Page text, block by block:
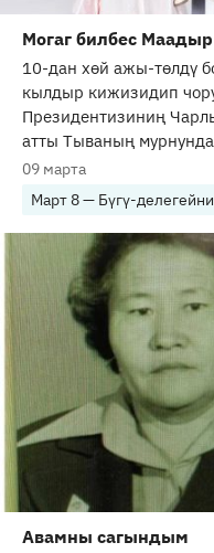
Могаг билбес
10-дан хөй ажы-төлдү
кылдыр кижизидип
Президентизиниң
атты Тываның
09 марта
Март 8 — Бүгү-
Авамны сагындым